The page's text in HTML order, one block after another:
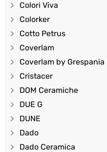
Colori Viva
Colorker
Cotto Petrus
Coverlam
Coverlam by Grespania
Cristacer
DOM Ceramiche
DUE G
DUNE
Dado
Dado Ceramica